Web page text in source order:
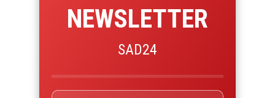
NEWSLETTER
SAD24